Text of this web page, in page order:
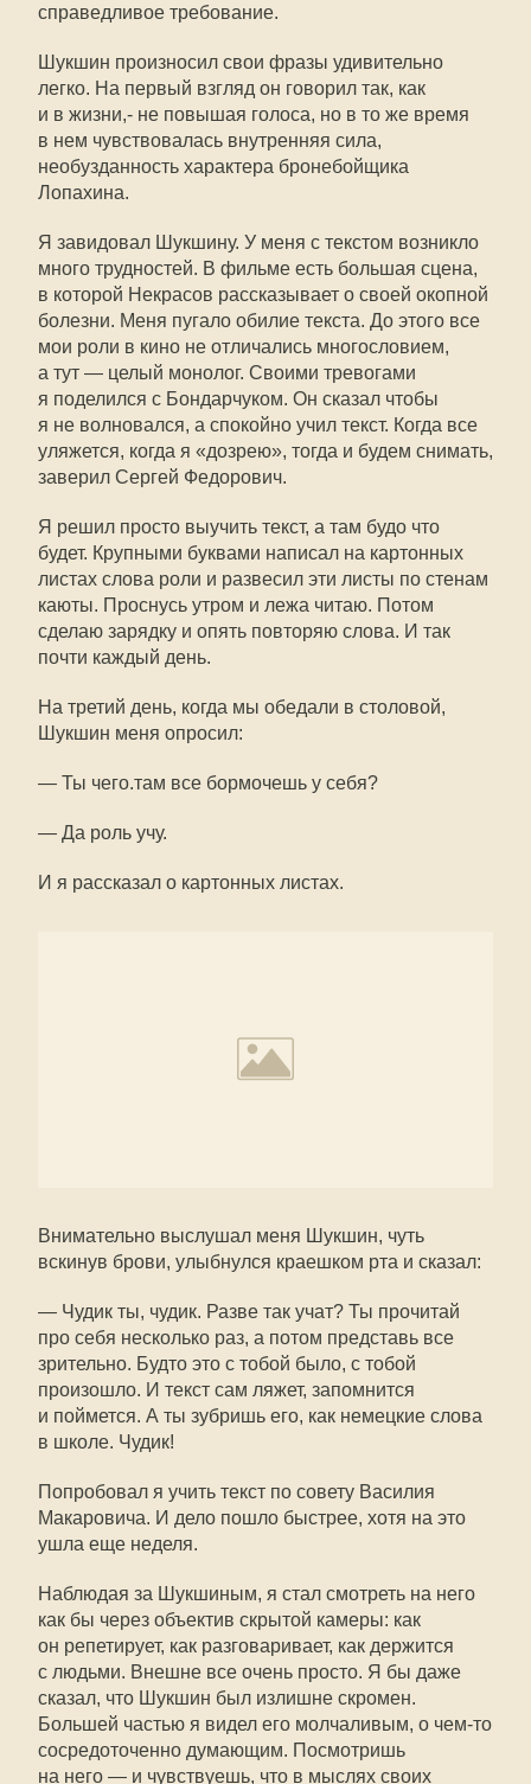
справедливое требование.
Шукшин произносил свои фразы удивительно
легко. На первый взгляд он говорил так, как
и в жизни,- не повышая голоса, но в то же время
в нем чувствовалась внутренняя сила,
необузданность характера бронебойщика
Лопахина.
Я завидовал Шукшину. У меня с текстом возникло
много трудностей. В фильме есть большая сцена,
в которой Некрасов рассказывает о своей окопной
болезни. Меня пугало обилие текста. До этого все
мои роли в кино не отличались многословием,
а тут — целый монолог. Своими тревогами
я поделился с Бондарчуком. Он сказал чтобы
я не волновался, а спокойно учил текст. Когда все
уляжется, когда я «дозрею», тогда и будем снимать,
заверил Сергей Федорович.
Я решил просто выучить текст, а там будо что
будет. Крупными буквами написал на картонных
листах слова роли и развесил эти листы по стенам
каюты. Проснусь утром и лежа читаю. Потом
сделаю зарядку и опять повторяю слова. И так
почти каждый день.
На третий день, когда мы обедали в столовой,
Шукшин меня опросил:
— Ты чего.там все бормочешь у себя?
— Да роль учу.
И я рассказал о картонных листах.
Внимательно выслушал меня Шукшин, чуть
вскинув брови, улыбнулся краешком рта и сказал:
— Чудик ты, чудик. Разве так учат? Ты прочитай
про себя несколько раз, а потом представь все
зрительно. Будто это с тобой было, с тобой
произошло. И текст сам ляжет, запомнится
и поймется. А ты зубришь его, как немецкие слова
в школе. Чудик!
Попробовал я учить текст по совету Василия
Макаровича. И дело пошло быстрее, хотя на это
ушла еще неделя.
Наблюдая за Шукшиным, я стал смотреть на него
как бы через объектив скрытой камеры: как
он репетирует, как разговаривает, как держится
с людьми. Внешне все очень просто. Я бы даже
сказал, что Шукшин был излишне скромен.
Большей частью я видел его молчаливым, о чем-то
сосредоточенно думающим. Посмотришь
на него — и чувствуешь, что в мыслях своих